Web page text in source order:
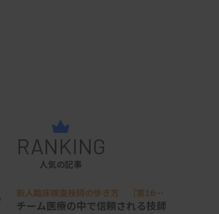
RANKING
人気の記事
新人臨床検査技師の歩き方 ［第16
回］
チーム医療の中で信頼される技師